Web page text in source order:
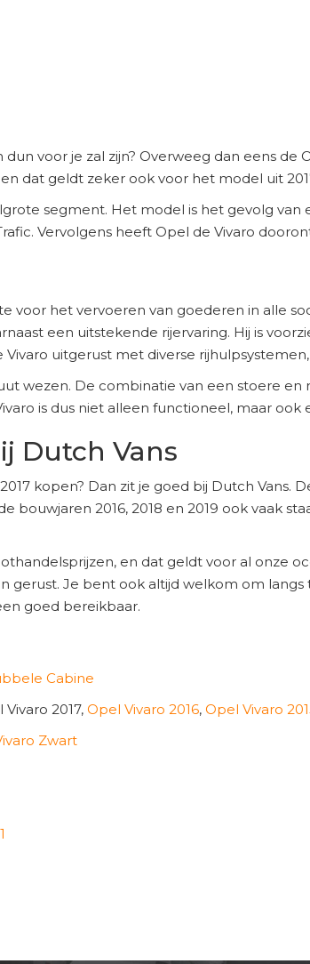
voor je zal zijn? Overweeg dan eens de
dat geldt zeker ook voor het model uit
segment. Het model is het gevolg van
Vervolgens heeft Opel de Vivaro
voor het vervoeren van goederen in alle
een uitstekende rijervaring. Hij is
uitgerust met diverse
wezen. De combinatie van een stoere
is dus niet alleen functioneel, maar ook
Dutch Vans
kopen? Dan zit je goed bij Dutch Vans.
bouwjaren 2016, 2018 en 2019 ook vaak
en dat geldt voor al onze
gerust. Je bent ook altijd welkom om
goed bereikbaar.
Cabine
Vivaro 2017, Opel Vivaro 2016, Opel Vivaro
Zwart